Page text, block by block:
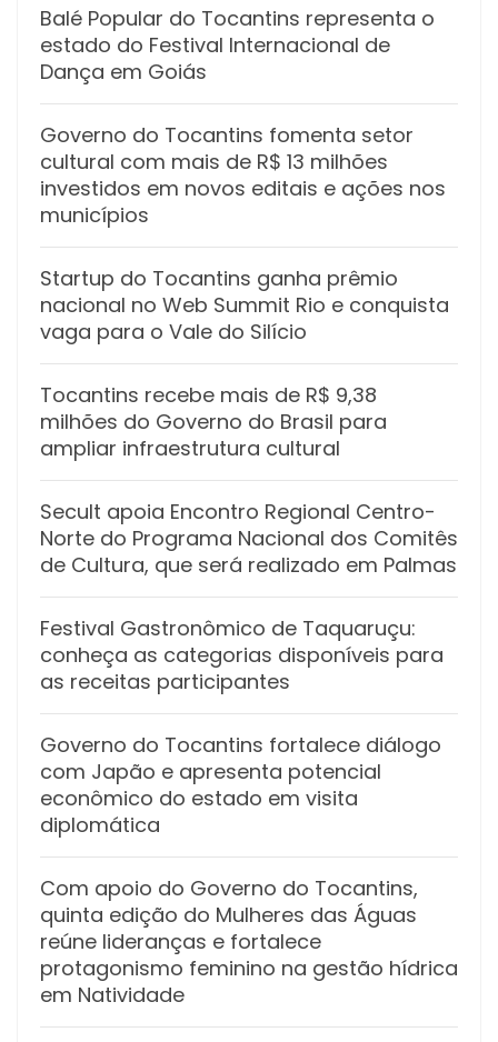
Balé Popular do Tocantins representa o
estado do Festival Internacional de
Dança em Goiás
Governo do Tocantins fomenta setor
cultural com mais de R$ 13 milhões
investidos em novos editais e ações nos
municípios
Startup do Tocantins ganha prêmio
nacional no Web Summit Rio e conquista
vaga para o Vale do Silício
Tocantins recebe mais de R$ 9,38
milhões do Governo do Brasil para
ampliar infraestrutura cultural
Secult apoia Encontro Regional Centro-
Norte do Programa Nacional dos Comitês
de Cultura, que será realizado em Palmas
Festival Gastronômico de Taquaruçu:
conheça as categorias disponíveis para
as receitas participantes
Governo do Tocantins fortalece diálogo
com Japão e apresenta potencial
econômico do estado em visita
diplomática
Com apoio do Governo do Tocantins,
quinta edição do Mulheres das Águas
reúne lideranças e fortalece
protagonismo feminino na gestão hídrica
em Natividade